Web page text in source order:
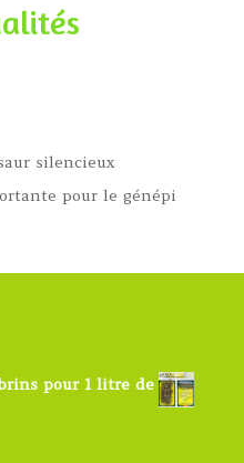
silencieux
pour le génépi
pour 1 litre de